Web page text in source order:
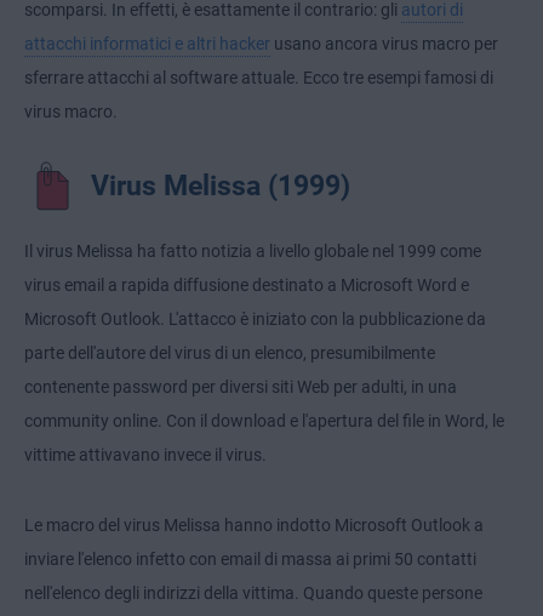
scomparsi. In effetti, è esattamente il contrario: gli autori di
attacchi informatici e altri hacker usano ancora virus macro per
sferrare attacchi al software attuale. Ecco tre esempi famosi di
virus macro.
Virus Melissa (1999)
Il virus Melissa ha fatto notizia a livello globale nel 1999 come
virus email a rapida diffusione destinato a Microsoft Word e
Microsoft Outlook. L'attacco è iniziato con la pubblicazione da
parte dell'autore del virus di un elenco, presumibilmente
contenente password per diversi siti Web per adulti, in una
community online. Con il download e l'apertura del file in Word, le
vittime attivavano invece il virus.
Le macro del virus Melissa hanno indotto Microsoft Outlook a
inviare l'elenco infetto con email di massa ai primi 50 contatti
nell'elenco degli indirizzi della vittima. Quando queste persone